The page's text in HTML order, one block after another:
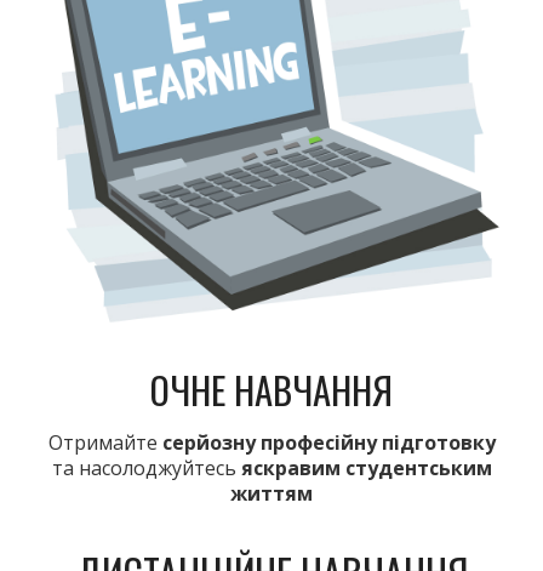
ОЧНЕ НАВЧАННЯ
Отримайте серйозну професійну підготовку
та насолоджуйтесь яскравим студентським
життям